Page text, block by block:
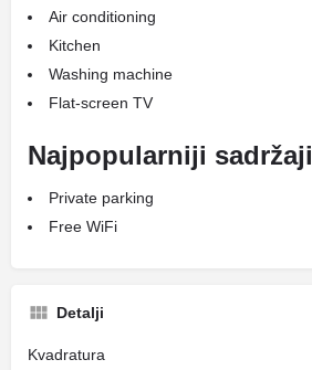
Air conditioning
Kitchen
Washing machine
Flat-screen TV
Najpopularniji sadržaji
Private parking
Free WiFi
Detalji
Kvadratura